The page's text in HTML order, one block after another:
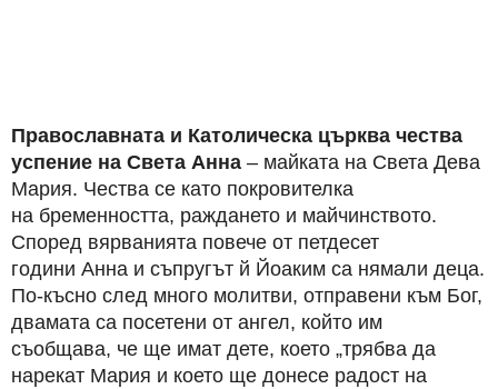
Православната и Католическа църква чества
успение на Света Анна – майката на Света Дева
Мария. Чества се като покровителка
на бременността, раждането и майчинството.
Според вярванията повече от петдесет
години Анна и съпругът й Йоаким са нямали деца.
По-късно след много молитви, отправени към Бог,
двамата са посетени от ангел, който им
съобщава, че ще имат дете, което „трябва да
нарекат Мария и което ще донесе радост на